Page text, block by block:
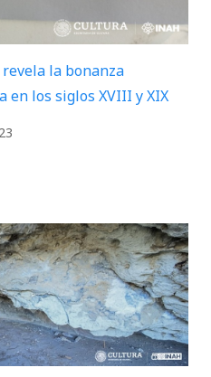
la bonanza
en los siglos XVIII y XIX